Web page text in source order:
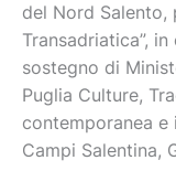
del Nord Salento,
Transadriatica”,
sostegno di
Puglia Culture,
contemporanea e
Campi Salentina,